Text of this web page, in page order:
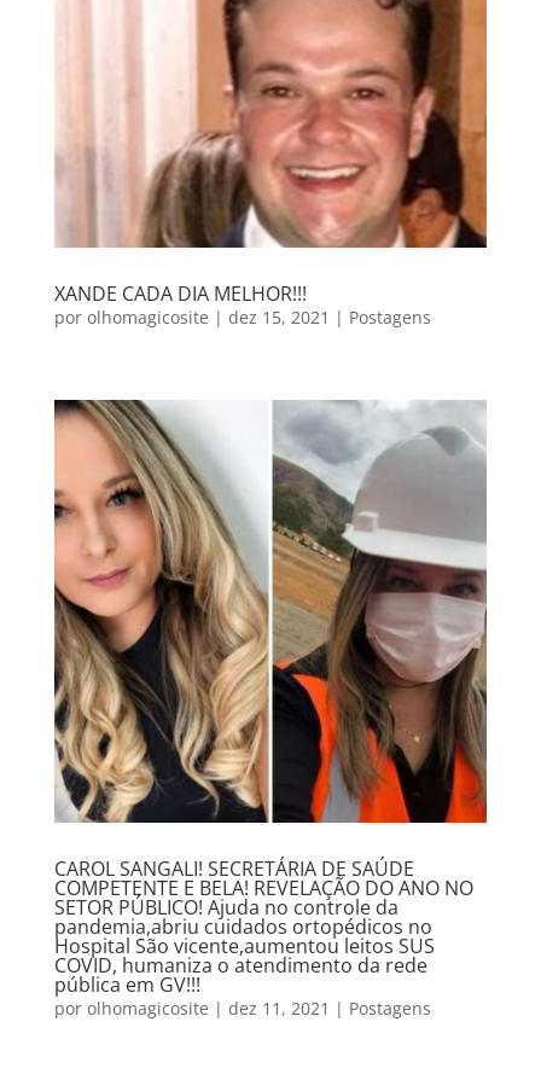
XANDE CADA DIA MELHOR!!!
por olhomagicosite | dez 15, 2021 | Postagens
CAROL SANGALI! SECRETÁRIA DE SAÚDE
COMPETENTE E BELA! REVELAÇÃO DO ANO NO
SETOR PÚBLICO! Ajuda no controle da
pandemia,abriu cuidados ortopédicos no
Hospital São vicente,aumentou leitos SUS
COVID, humaniza o atendimento da rede
pública em GV!!!
por olhomagicosite | dez 11, 2021 | Postagens